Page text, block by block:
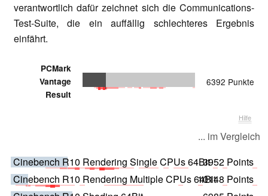
verantwortlich dafür zeichnet sich die Communications-
Test-Suite, die ein auffällig schlechteres Ergebnis
einfährt.
PCMark
Vantage
Result
6392 Punkte
Hilfe
... im Vergleich
Cinebench R10 Rendering Single CPUs 64Bit3952 Points
Cinebench R10 Rendering Multiple CPUs 64Bit10148 Points